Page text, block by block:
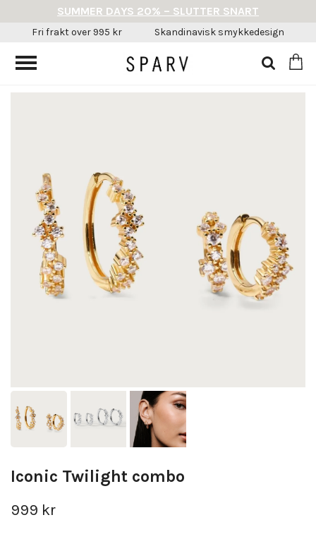
Iconic Twilight combo
999 kr
SUMMER DAYS 20% – SLUTTER SNART
Fri frakt over 995 kr Skandinavisk smykkedesign